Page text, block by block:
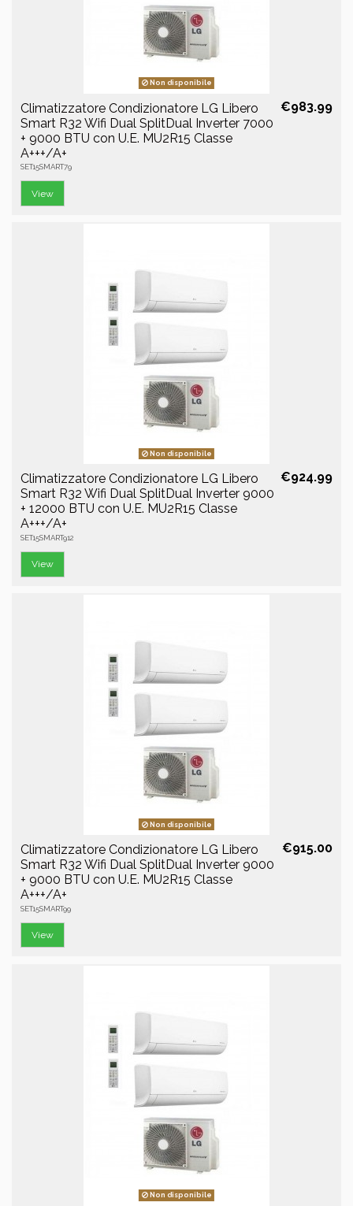
Non disponibile
Climatizzatore Condizionatore LG Libero
Smart R32 Wifi Dual SplitDual Inverter 7000
+ 9000 BTU con U.E. MU2R15 Classe
A+++/A+
SET15SMART79
€983.99
View
Non disponibile
Climatizzatore Condizionatore LG Libero
Smart R32 Wifi Dual SplitDual Inverter 9000
+ 12000 BTU con U.E. MU2R15 Classe
A+++/A+
SET15SMART912
€924.99
View
Non disponibile
Climatizzatore Condizionatore LG Libero
Smart R32 Wifi Dual SplitDual Inverter 9000
+ 9000 BTU con U.E. MU2R15 Classe
A+++/A+
SET15SMART99
€915.00
View
Non disponibile